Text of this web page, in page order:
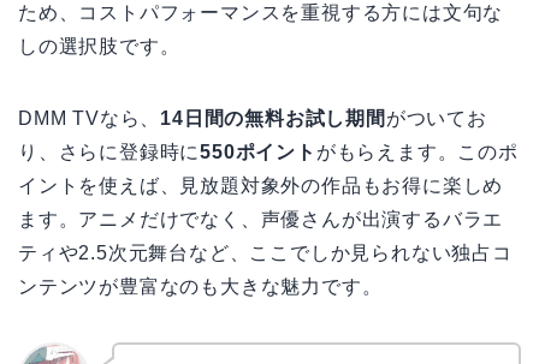
ため、コストパフォーマンスを重視する方には文句な
しの選択肢です。
DMM TVなら、 14日間の無料お試し期間 がついてお
り、さらに登録時に550ポイント がもらえます。このポ
イントを使えば、見放題対象外の作品もお得に楽しめ
ます。アニメだけでなく、声優さんが出演するバラエ
ティや2.5次元舞台など、ここでしか見られない独占コ
ンテンツが豊富なのも大きな魅力です。